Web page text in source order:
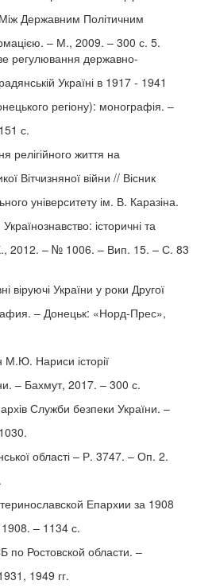
Державним Політичним
– М., 2009. – 300 с. 5.
регулювання державно-
Україні в 1917 - 1941
регіону): монографія. –
с.
життя на
Вітчизняної війни // Вісник
університету ім. В. Каразіна.
історичні та
2012. – № 1006. – Вип. 15. – С. 83
віруючі України у роки Другої
– Донецьк: «Норд-Прес»,
Нариси історії
– Бахмут, 2017. – 300 с.
Служби безпеки України. –
області – Р. 3747. – Оп. 2.
Епархии за 1908
– 1134 с.
Ростовской области. –
1949 гг.